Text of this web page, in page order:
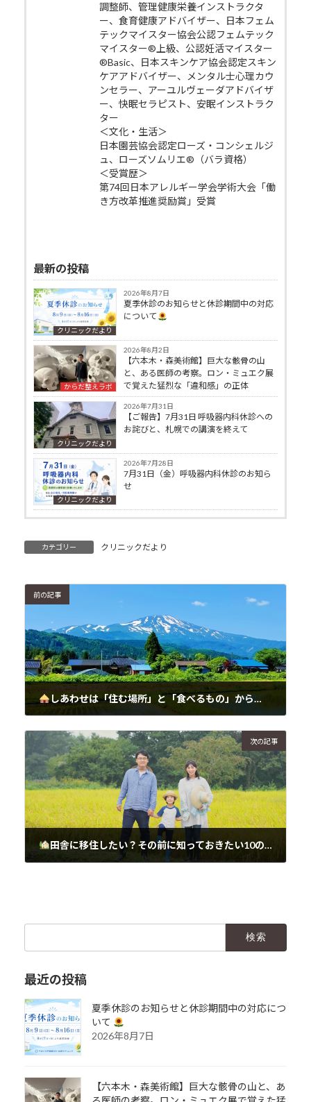
調整師、管理健康栄養インストラクタ
ー、食育健康アドバイザー、日本フェム
テックマイスター協会公認フェムテック
マイスター®上級、公認妊活マイスター
®Basic、日本スキンケア協会認定スキン
ケアアドバイザー、メンタル士心理カウ
ンセラー、アーユルヴェーダアドバイザ
ー、快眠セラピスト、安眠インストラク
ター
＜文化・生活＞
日本園芸協会認定ローズ・コンシェルジ
ュ、ローズソムリエ®（バラ資格）
＜受賞歴＞
第74回日本アレルギー学会学術大会「働
き方改革推進奨励賞」受賞
最新の投稿
クリニックだより
2026年8月7日
夏季休診のお知らせと休診期間中の対応
について
からだ整えラボ
2026年8月2日
【六本木・森美術館】巨大な骸骨の山
と、ある医師の考察。ロン・ミュエク展
で覚えた猛烈な「違和感」の正体
クリニックだより
2026年7月31日
【ご報告】7月31日 呼吸器内科休診への
お詫びと、札幌での講演を終えて
クリニックだより
2026年7月28日
7月31日（金）呼吸器内科休診のお知ら
せ
カテゴリー クリニックだより
前の記事
しあわせは「住む場所」と「食べるもの」から
次の記事
田舎に移住したい？その前に知っておきたい10のこと
最近の投稿
夏季休診のお知らせと休診期間中の対応につ
いて
2026年8月7日
【六本木・森美術館】巨大な骸骨の山と、あ